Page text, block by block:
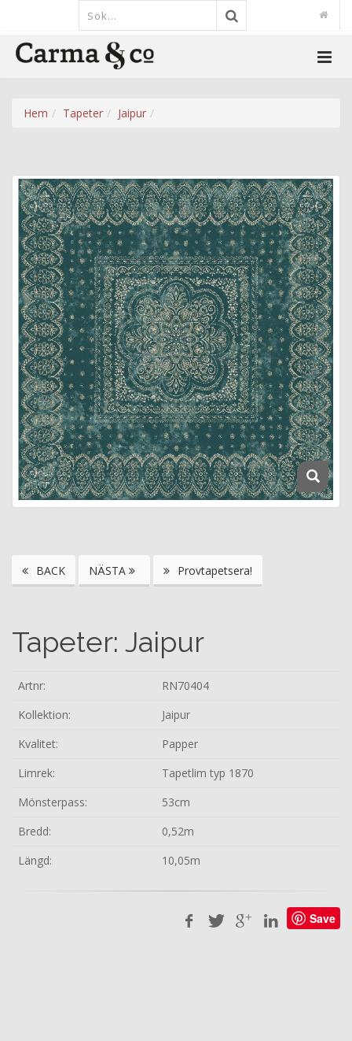
Hem Tapeter Jaipur
BACK NÄSTA Provtapetsera!
Tapeter: Jaipur
Artnr:
RN70404
Kollektion:
Jaipur
Kvalitet:
Papper
Limrek:
Tapetlim typ 1870
Mönsterpass:
53cm
Bredd:
0,52m
Längd:
10,05m
Save